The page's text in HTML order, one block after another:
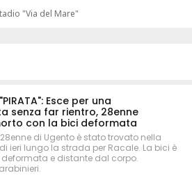
"Via del Mare"
Esce per una
senza far rientro, 28enne
con la bici deformata
di Ugento è stato trovato nella
ieri lungo la strada per Racale. La bici è
e distante dal corpo.